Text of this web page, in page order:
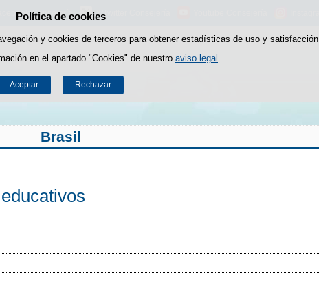
Política de cookies
y cookies de terceros para obtener estadísticas de uso y satisfacción.
en el apartado "Cookies" de nuestro aviso legal
Aceptar Rechazar
Saltar al contenido
Consejería X/Twitter Consejería
Brasil